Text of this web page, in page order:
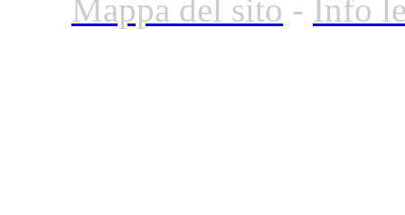
Mappa del sito - Info